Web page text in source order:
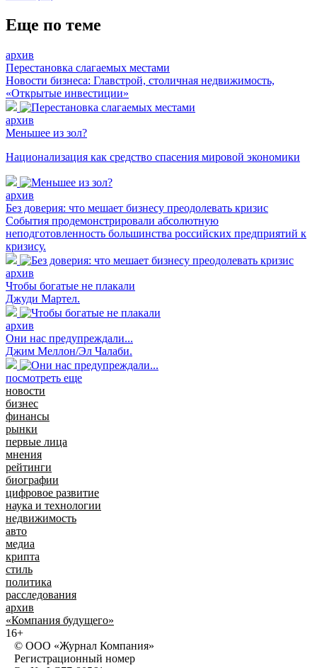
Еще по теме
архив
Перестановка слагаемых местами
Новости бизнеса: Главстрой, столичная недвижимость,
«Открытые инвестиции»
архив
Меньшее из зол?
Национализация как средство спасения мировой экономики
архив
Без доверия: что мешает бизнесу преодолевать кризис
События продемонстрировали абсолютную
неподготовленность большинства российских предприятий к
кризису.
архив
Чтобы богатые не плакали
Джуди Мартел.
архив
Они нас предупреждали...
Джим Меллон/Эл Чалаби.
посмотреть еще
новости
бизнес
финансы
рынки
первые лица
мнения
рейтинги
биографии
цифровое развитие
наука и технологии
недвижимость
авто
медиа
крипта
стиль
политика
расследования
архив
«Компания будущего»
16+
© ООО «Журнал Компания»
Регистрационный номер